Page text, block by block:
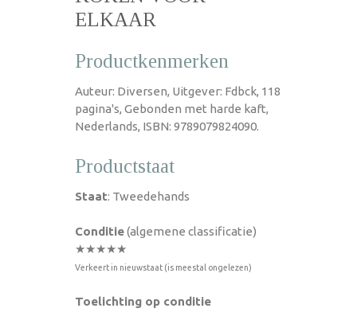
ELKAAR
Productkenmerken
Auteur: Diversen, Uitgever: Fdbck, 118
pagina's, Gebonden met harde kaft,
Nederlands, ISBN: 9789079824090.
Productstaat
Staat: Tweedehands
Conditie(algemene classificatie)
★★★★★
Verkeert in nieuwstaat (is meestal ongelezen)
Toelichting op conditie